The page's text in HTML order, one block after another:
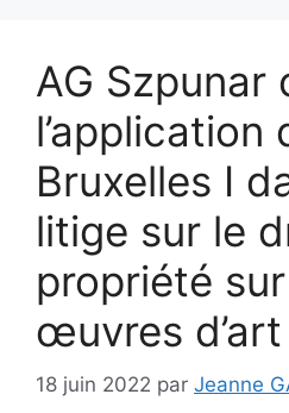
AG Szpunar
l’application
Bruxelles I
litige sur le
propriété
œuvres d’art
18 juin 2022 par Jeanne